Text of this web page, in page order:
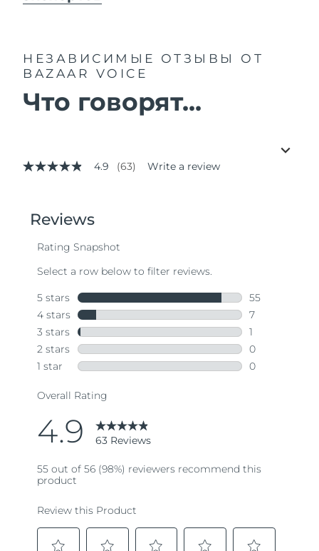
НЕЗАВИСИМЫЕ ОТЗЫВЫ
ОТ
BAZAAR VOICE
Что говорят...
4.9
stars,
average
value.
Same
page
link.
4.9 (63) Write a review